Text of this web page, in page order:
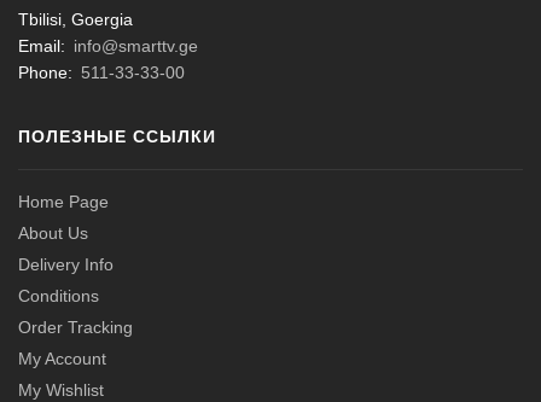
Tbilisi, Goergia
Email: info@smarttv.ge
Phone: 511-33-33-00
ПОЛЕЗНЫЕ ССЫЛКИ
Home Page
About Us
Delivery Info
Conditions
Order Tracking
My Account
My Wishlist